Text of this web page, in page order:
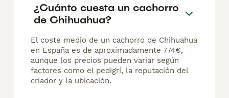
¿Cuánto cuesta un cachorro
de Chihuahua?
El coste medio de un cachorro de Chihuahua
en España es de aproximadamente 774€,
aunque los precios pueden variar según
factores como el pedigrí, la reputación del
criador y la ubicación.